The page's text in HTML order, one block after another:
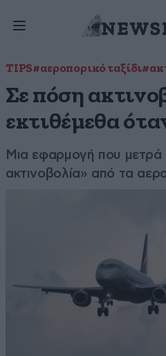
TIPS#αεροπορικό ταξίδι
Σε πόση
εκτιθέμεθα
Μια εφαρμογή που μετρά
ακτινοβολία» από τα